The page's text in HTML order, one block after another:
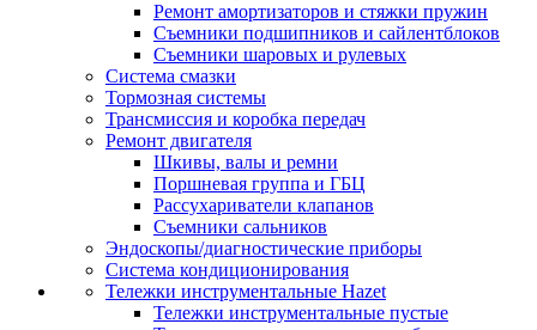
Ремонт амортизаторов и стяжки пружин
Съемники подшипников и сайлентблоков
Съемники шаровых и рулевых
Система смазки
Тормозная системы
Трансмиссия и коробка передач
Ремонт двигателя
Шкивы, валы и ремни
Поршневая группа и ГБЦ
Рассухариватели клапанов
Съемники сальников
Эндоскопы/диагностические приборы
Система кондиционирования
Тележки инструментальные Hazet
Тележки инструментальные пустые